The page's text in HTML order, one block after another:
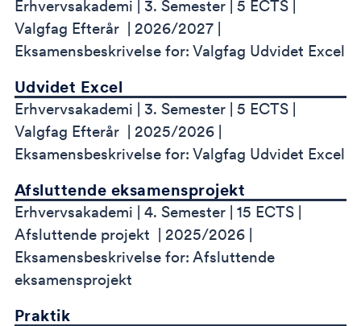
Erhvervsakademi 3. Semester
5 ECTS
Valgfag Efterår
2026/2027
Eksamensbeskrivelse for: Valgfag Udvidet Excel
Udvidet Excel
Erhvervsakademi 3. Semester
5 ECTS
Valgfag Efterår
2025/2026
Eksamensbeskrivelse for: Valgfag Udvidet Excel
Afsluttende eksamensprojekt
Erhvervsakademi 4. Semester
15 ECTS
Afsluttende projekt
2025/2026
Eksamensbeskrivelse for: Afsluttende
eksamensprojekt
Praktik